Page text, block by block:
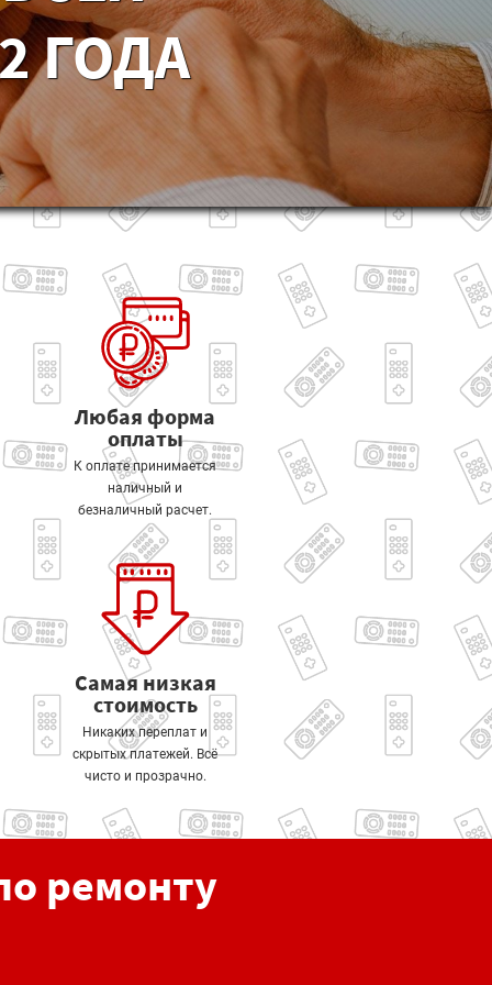
ГОДА
Любая форма
оплаты
К оплате принимается
наличный и
безналичный расчет.
Самая низкая
стоимость
Никаких переплат и
скрытых платежей. Всё
чисто и прозрачно.
ремонту